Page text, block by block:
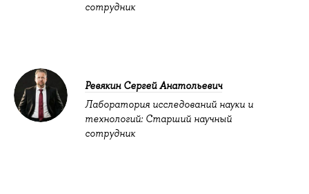
сотрудник
Ревякин Сергей Анатольевич
Лаборатория исследований науки и
технологий: Старший научный
сотрудник